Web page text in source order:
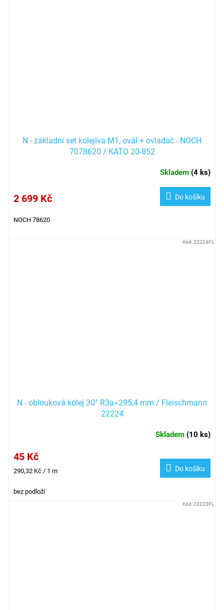
N - základní set kolejiva M1, ovál + ovladač - NOCH
7078620 / KATO 20-852
Skladem (4 ks)
2 699 Kč Do košíku
NOCH 78620
N - oblouková kolej 30° R3a=295,4 mm / Fleischmann
22224
Skladem (10 ks)
45 Kč
Měrná
290,32 Kč / 1 m Do košíku
bez podloží
Kód:22224FL
Kód:22223FL